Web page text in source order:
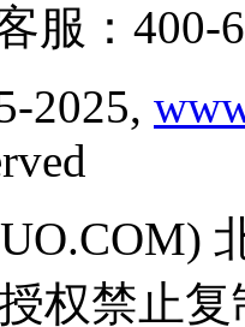
服：400-
2025,
权禁止